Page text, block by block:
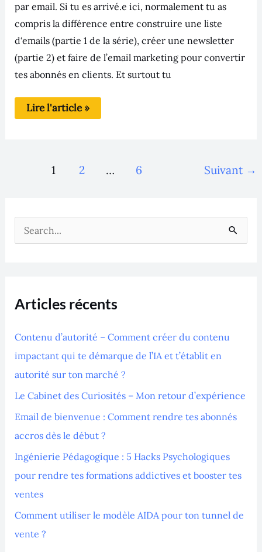
par email. Si tu es arrivé.e ici, normalement tu as
compris la différence entre construire une liste
d‘emails (partie 1 de la série), créer une newsletter
(partie 2) et faire de l’email marketing pour convertir
tes abonnés en clients. Et surtout tu
Lire l'article »
1 2 … 6 Suivant →
e
r
:
Articles récents
Contenu d’autorité – Comment créer du contenu
impactant qui te démarque de l’IA et t’établit en
autorité sur ton marché ?
Le Cabinet des Curiosités – Mon retour d’expérience
Email de bienvenue : Comment rendre tes abonnés
accros dès le début ?
Ingénierie Pédagogique : 5 Hacks Psychologiques
pour rendre tes formations addictives et booster tes
ventes
Comment utiliser le modèle AIDA pour ton tunnel de
vente ?